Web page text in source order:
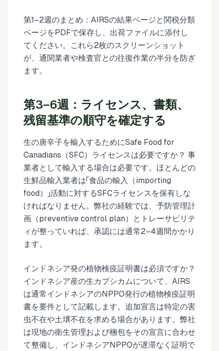
第1–2週のまとめ：AIRSの結果ページと関税分類
ページをPDFで保存し、出荷ファイルに添付し
てください。これら2枚のスクリーンショット
が、通関業者や検査官との往復作業の半分を防ぎ
ます。
第3–6週：ライセンス、書類、
残留基準の順守を確定する
生の唐辛子を輸入するためにSafe Food for
Canadians（SFC）ライセンスは必要ですか？ 事
業者として輸入する場合は必要です。ほとんどの
生鮮品輸入業者は「食品の輸入（importing
food）」活動に対するSFCライセンスを保有しな
ければなりません。弊社の経験では、予防管理計
画（preventive control plan）とトレーサビリテ
ィが整っていれば、承認には通常2–4週間かかり
ます。
インドネシア発の植物検疫証明書は必須ですか？
インドネシア産の生カプシカムについて、AIRS
は通常インドネシアのNPPO発行の植物検疫証明
書を要件として記載します。追加宣言は特定の害
虫不在や土壌不在を求める場合があります。弊社
は現地の衛生管理および梱包をその宣言に合わせ
て整備し、インドネシアNPPOが遅滞なく証明で